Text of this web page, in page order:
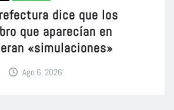
dice que los
que aparecían en
«simulaciones»
Ago 6, 2026